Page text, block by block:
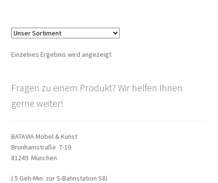
Zahlungsarten
Einzelnes Ergebnis wird angezeigt
Fragen zu einem Produkt? Wir helfen Ihnen
gerne weiter!
BATAVIA Möbel & Kunst
Brunhamstraße 7-19
81249 München
( 5 Geh-Min. zur S-Bahnstation S8)